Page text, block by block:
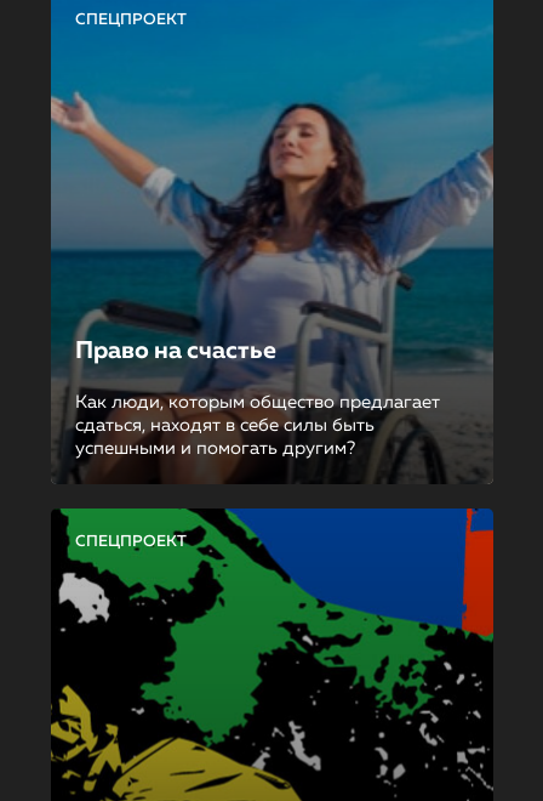
СПЕЦПРОЕКТ
Право на счастье
Как люди, которым общество предлагает
сдаться, находят в себе силы быть
успешными и помогать другим?
СПЕЦПРОЕКТ